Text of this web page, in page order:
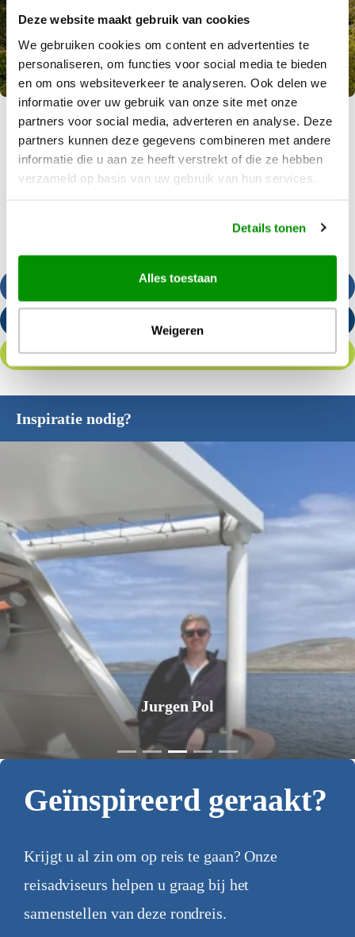
Deze website maakt gebruik van cookies
We gebruiken cookies om content en advertenties te
personaliseren, om functies voor social media te bieden
en om ons websiteverkeer te analyseren. Ook delen we
informatie over uw gebruik van onze site met onze
partners voor social media, adverteren en analyse. Deze
partners kunnen deze gegevens combineren met andere
informatie die u aan ze heeft verstrekt of die ze hebben
verzameld op basis van uw gebruik van hun services.
Details tonen
Alles toestaan
Weigeren
De Droomreis combineert een reis door Nieuw-Zeeland met een stopover op één van de
eilanden in de St…
Bel ons
Offerte aanvragen
Inspiratie nodig?
Jurgen Pol
Geïnspireerd geraakt?
Krijgt u al zin om op reis te gaan? Onze
reisadviseurs helpen u graag bij het
samenstellen van deze rondreis.